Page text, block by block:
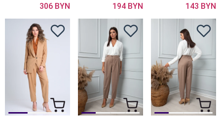
306 BYN 194 BYN 143 BYN